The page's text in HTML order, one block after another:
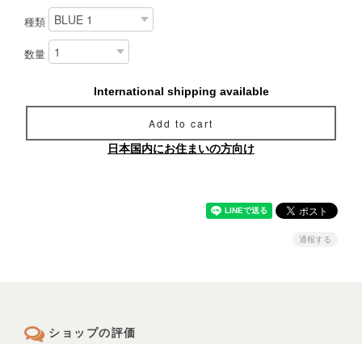
種類
数量
International shipping available
Add to cart
日本国内にお住まいの方向け
通報する
ショップの評価